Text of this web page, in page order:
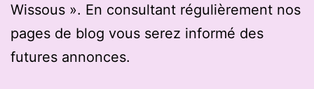
Wissous ». En consultant régulièrement nos
pages de blog vous serez informé des
futures annonces.